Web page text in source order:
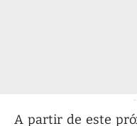
A partir de este